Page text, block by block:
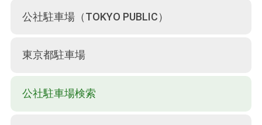
公社駐車場（TOKYO PUBLIC）
東京都駐車場
公社駐車場検索